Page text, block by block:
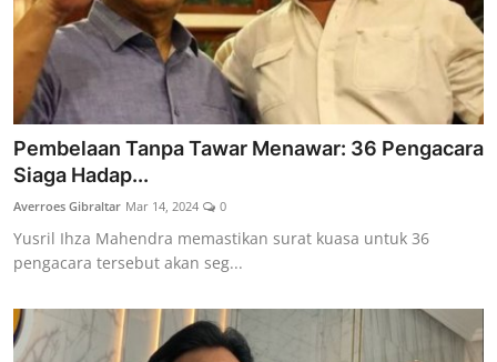
Pembelaan Tanpa Tawar Menawar: 36 Pengacara
Siaga Hadap...
Averroes Gibraltar Mar 14, 2024 0
Yusril Ihza Mahendra memastikan surat kuasa untuk 36
pengacara tersebut akan seg...